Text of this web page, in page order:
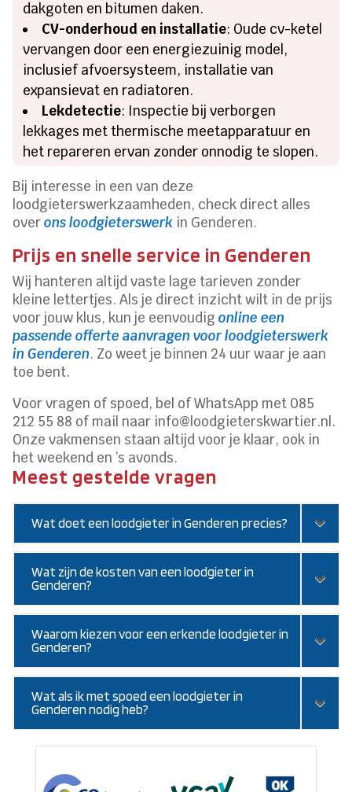
dakgoten en bitumen daken.
CV-onderhoud en installatie: Oude cv-ketel
vervangen door een energiezuinig model,
inclusief afvoersysteem, installatie van
expansievat en radiatoren.
Lekdetectie: Inspectie bij verborgen
lekkages met thermische meetapparatuur en
het repareren ervan zonder onnodig te slopen.
Bij interesse in een van deze
loodgieterswerkzaamheden, check direct alles
overons loodgieterswerk in Genderen.
Prijs en snelle service in Genderen
Wij hanteren altijd vaste lage tarieven zonder
kleine lettertjes. Als je direct inzicht wilt in de prijs
voor jouw klus, kun je eenvoudigonline een
passende offerte aanvragen voor loodgieterswerk
in Genderen. Zo weet je binnen 24 uur waar je aan
toe bent.
Voor vragen of spoed, bel of WhatsApp met 085
212 55 88 of mail naar info@loodgieterskwartier.nl.
Onze vakmensen staan altijd voor je klaar, ook in
het weekend en ’s avonds.
Meest gestelde vragen
Wat doet een loodgieter in Genderen precies?
Wat zijn de kosten van een loodgieter in
Genderen?
Waarom kiezen voor een erkende loodgieter in
Genderen?
Wat als ik met spoed een loodgieter in
Genderen nodig heb?